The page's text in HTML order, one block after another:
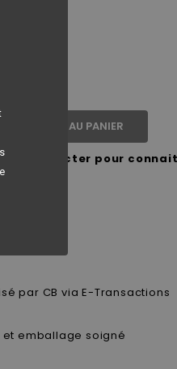
AJOUTER AU PANIER
contacter pour
par CB via E-Transactions
emballage soigné